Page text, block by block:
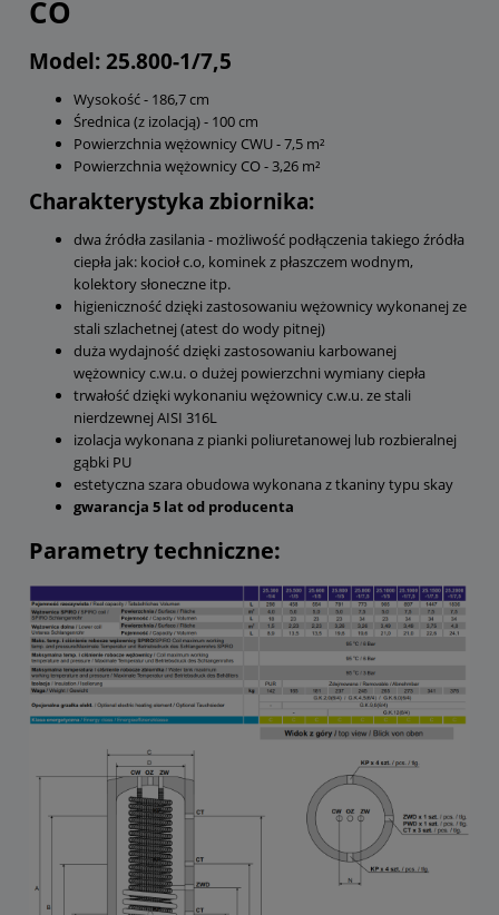
CO
Model: 25.800-1/7,5
Wysokość - 186,7 cm
Średnica (z izolacją) - 100 cm
Powierzchnia wężownicy CWU - 7,5 m²
Powierzchnia wężownicy CO - 3,26 m²
Charakterystyka zbiornika:
dwa źródła zasilania - możliwość podłączenia takiego źródła
ciepła jak: kocioł c.o, kominek z płaszczem wodnym,
kolektory słoneczne itp.
higieniczność dzięki zastosowaniu wężownicy wykonanej ze
stali szlachetnej (atest do wody pitnej)
duża wydajność dzięki zastosowaniu karbowanej
wężownicy c.w.u. o dużej powierzchni wymiany ciepła
trwałość dzięki wykonaniu wężownicy c.w.u. ze stali
nierdzewnej AISI 316L
izolacja wykonana z pianki poliuretanowej lub rozbieralnej
gąbki PU
estetyczna szara obudowa wykonana z tkaniny typu skay
gwarancja 5 lat od producenta
Parametry techniczne: